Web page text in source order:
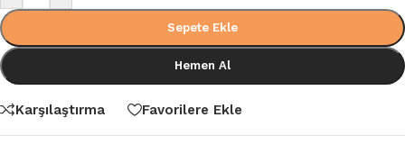
Sepete Ekle
Hemen Al
Karşılaştırma Favorilere Ekle